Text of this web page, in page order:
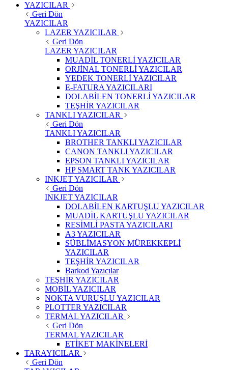
YAZICILAR
Geri Dön
YAZICILAR
LAZER YAZICILAR
Geri Dön
LAZER YAZICILAR
MUADİL TONERLİ YAZICILAR
ORJİNAL TONERLİ YAZICILAR
YEDEK TONERLİ YAZICILAR
E-FATURA YAZICILARI
DOLABİLEN TONERLİ YAZICILAR
TEŞHİR YAZICILAR
TANKLI YAZICILAR
Geri Dön
TANKLI YAZICILAR
BROTHER TANKLI YAZICILAR
CANON TANKLI YAZICILAR
EPSON TANKLI YAZICILAR
HP SMART TANK YAZICILAR
INKJET YAZICILAR
Geri Dön
INKJET YAZICILAR
DOLABİLEN KARTUŞLU YAZICILAR
MUADİL KARTUŞLU YAZICILAR
RESİMLİ PASTA YAZICILARI
A3 YAZICILAR
SÜBLİMASYON MÜREKKEPLİ
YAZICILAR
TEŞHİR YAZICILAR
Barkod Yazıcılar
TEŞHİR YAZICILAR
MOBİL YAZICILAR
NOKTA VURUŞLU YAZICILAR
PLOTTER YAZICILAR
TERMAL YAZICILAR
Geri Dön
TERMAL YAZICILAR
ETİKET MAKİNELERİ
TARAYICILAR
Geri Dön